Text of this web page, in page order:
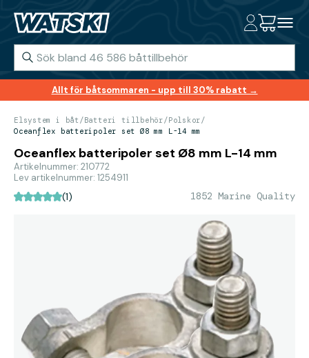
Allt för båtsommaren - upp till 30% rabatt →
Elsystem i båt /Batteri tillbehör/Polskor/
Oceanflex batteripoler set Ø8 mm L-14 mm
Oceanflex batteripoler set Ø8 mm L-14 mm
Artikelnummer: 210772
Lev artikelnummer: 1254911
(1) 1852 Marine Quality